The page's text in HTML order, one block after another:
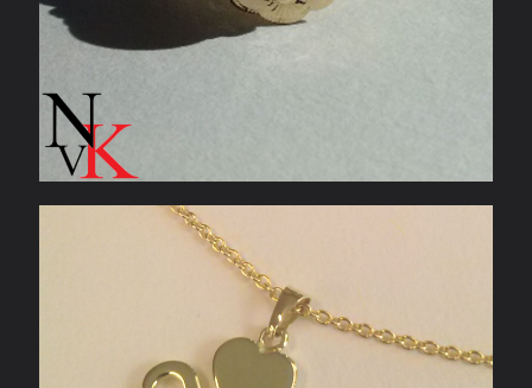
Geelgouden hanger klavertje vier